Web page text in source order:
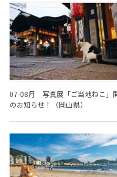
07-08月 写真展「ご当地ねこ」
のお知らせ！（岡山県）